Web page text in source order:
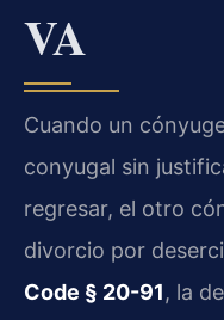
VA
Cuando un
conyugal sin
regresar, el otro
divorcio por
Code § 20-91, la